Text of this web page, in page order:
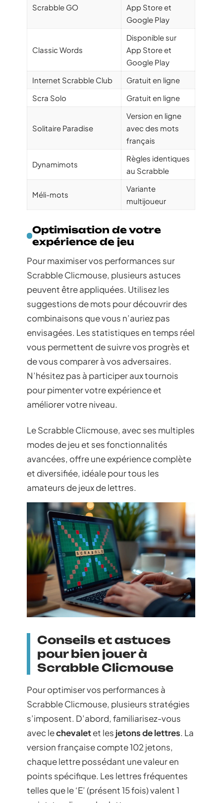
Scrabble GO
App Store et
Google Play
Classic Words
Disponible sur
App Store et
Google Play
Internet Scrabble Club
Gratuit en ligne
Scra Solo
Gratuit en ligne
Solitaire Paradise
Version en ligne
avec des mots
français
Dynamimots
Règles identiques
au Scrabble
Méli-mots
Variante
multijoueur
Optimisation de votre
expérience de jeu
Pour maximiser vos performances sur
Scrabble Clicmouse, plusieurs astuces
peuvent être appliquées. Utilisez les
suggestions de mots pour découvrir des
combinaisons que vous n’auriez pas
envisagées. Les statistiques en temps réel
vous permettent de suivre vos progrès et
de vous comparer à vos adversaires.
N’hésitez pas à participer aux tournois
pour pimenter votre expérience et
améliorer votre niveau.
Le Scrabble Clicmouse, avec ses multiples
modes de jeu et ses fonctionnalités
avancées, offre une expérience complète
et diversifiée, idéale pour tous les
amateurs de jeux de lettres.
Conseils et astuces
pour bien jouer à
Scrabble Clicmouse
Pour optimiser vos performances à
Scrabble Clicmouse, plusieurs stratégies
s’imposent. D’abord, familiarisez-vous
avec lechevaletet les jetons de lettres. La
version française compte 102 jetons,
chaque lettre possédant une valeur en
points spécifique. Les lettres fréquentes
telles que le ‘E’ (présent 15 fois) valent 1